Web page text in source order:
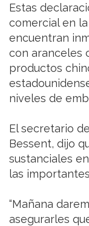
Estas
comercial en
encuentran
con aranceles
productos
niveles de
El secretario
Bessent, dijo
sustanciales
las
“Mañana
asegurarles